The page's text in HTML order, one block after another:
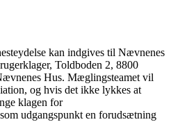
kan indgives til Nævnenes
Toldboden 2, 8800
Hus. Mæglingsteamet vil
og hvis det ikke lykkes at
klagen for
udgangspunkt en forudsætning